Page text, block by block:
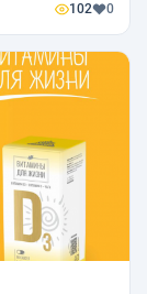
102 0